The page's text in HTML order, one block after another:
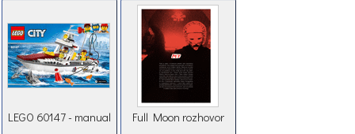
LEGO 60147 - manual Full Moon rozhovor